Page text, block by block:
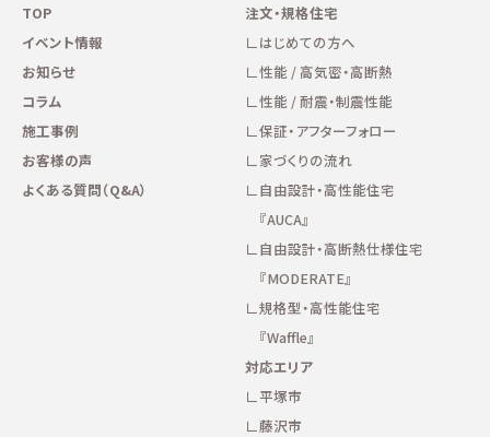
TOP
イベント情報
お知らせ
コラム
施工事例
お客様の声
よくある質問（Q&A）
注文・規格住宅
はじめての方へ
性能 / 高気密・高断熱
性能 / 耐震・制震性能
保証・アフターフォロー
家づくりの流れ
自由設計・高性能住宅
『AUCA』
自由設計・高断熱仕様住宅
『MODERATE』
規格型・高性能住宅
『Waffle』
対応エリア
平塚市
藤沢市